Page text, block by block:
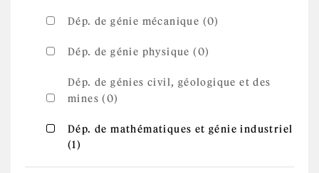
Dép. de génie mécanique (0)
Dép. de génie physique (0)
Dép. de génies civil, géologique et des
mines (0)
Apply Dép. de mathématiques et génie
industriel filter
Dép. de mathématiques et génie industriel
(1)